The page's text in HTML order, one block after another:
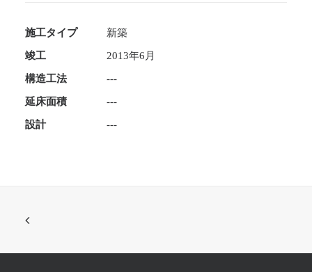
施工タイプ 新築
竣工 2013年6月
構造工法 ---
延床面積 ---
設計 ---